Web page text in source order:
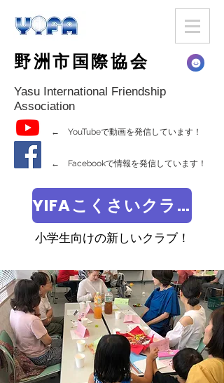
野洲市国際協会
Yasu International Friendship
Association
← YouTubeで動画を発信しています！
← Facebookで情報を発信しています！
YIFAこくさいクラブ
小学生向けの新しいクラブ！